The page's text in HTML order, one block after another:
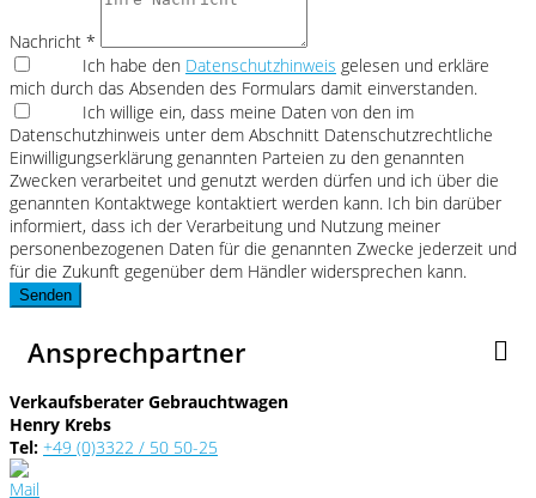
Nachricht *
Ich habe den Datenschutzhinweis gelesen und erkläre
mich durch das Absenden des Formulars damit einverstanden.
Ich willige ein, dass meine Daten von den im
Datenschutzhinweis unter dem Abschnitt Datenschutzrechtliche
Einwilligungserklärung genannten Parteien zu den genannten
Zwecken verarbeitet und genutzt werden dürfen und ich über die
genannten Kontaktwege kontaktiert werden kann. Ich bin darüber
informiert, dass ich der Verarbeitung und Nutzung meiner
personenbezogenen Daten für die genannten Zwecke jederzeit und
für die Zukunft gegenüber dem Händler widersprechen kann.
Senden
Ansprechpartner
Verkaufsberater Gebrauchtwagen
Henry Krebs
Tel: +49 (0)3322 / 50 50-25